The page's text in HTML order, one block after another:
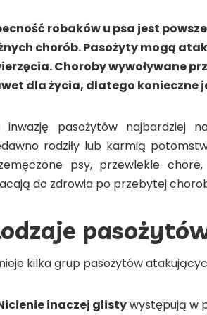
robaków u psa jest
chorób. Pasożyty mogą
Choroby wywoływane
dla życia, dlatego konieczne
inwazję pasożytów najbardziej
rodziły lub karmią
psy, przewlekle
do zdrowia po przebytej
kilka grup pasożytów
inaczej glistywystępują w